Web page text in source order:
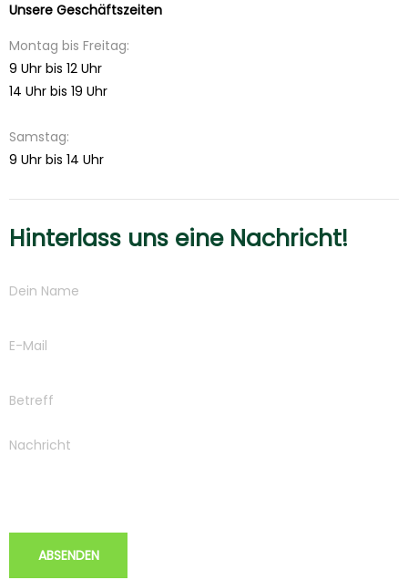
Unsere Geschäftszeiten
Montag bis Freitag:
9 Uhr bis 12 Uhr
14 Uhr bis 19 Uhr
Samstag:
9 Uhr bis 14 Uhr
Hinterlass uns eine Nachricht!